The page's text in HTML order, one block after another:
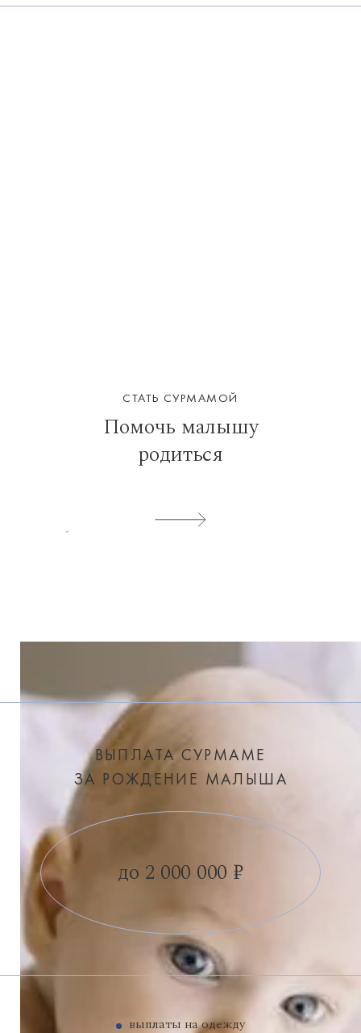
СТАТЬ СУРМАМОЙ
Помочь малышу
родиться
ВЫПЛАТА СУРМАМЕ
ЗА РОЖДЕНИЕ МАЛЫША
до 2 000 000 ₽
выплаты на одежду